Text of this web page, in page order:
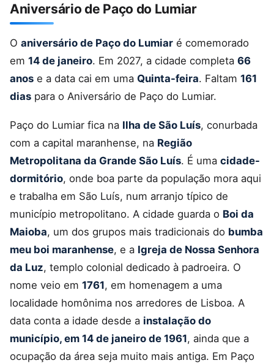
Aniversário de Paço do Lumiar
O aniversário de Paço do Lumiar é comemorado
em 14 de janeiro. Em 2027, a cidade completa 66
anos e a data cai em uma Quinta-feira. Faltam 161
dias para o Aniversário de Paço do Lumiar.
Paço do Lumiar fica na Ilha de São Luís, conurbada
com a capital maranhense, na Região
Metropolitana da Grande São Luís. É uma cidade-
dormitório, onde boa parte da população mora aqui
e trabalha em São Luís, num arranjo típico de
município metropolitano. A cidade guarda o Boi da
Maioba, um dos grupos mais tradicionais do bumba
meu boi maranhense, e a Igreja de Nossa Senhora
da Luz, templo colonial dedicado à padroeira. O
nome veio em 1761, em homenagem a uma
localidade homônima nos arredores de Lisboa. A
data conta a idade desde a instalação do
município, em 14 de janeiro de 1961, ainda que a
ocupação da área seja muito mais antiga. Em Paço